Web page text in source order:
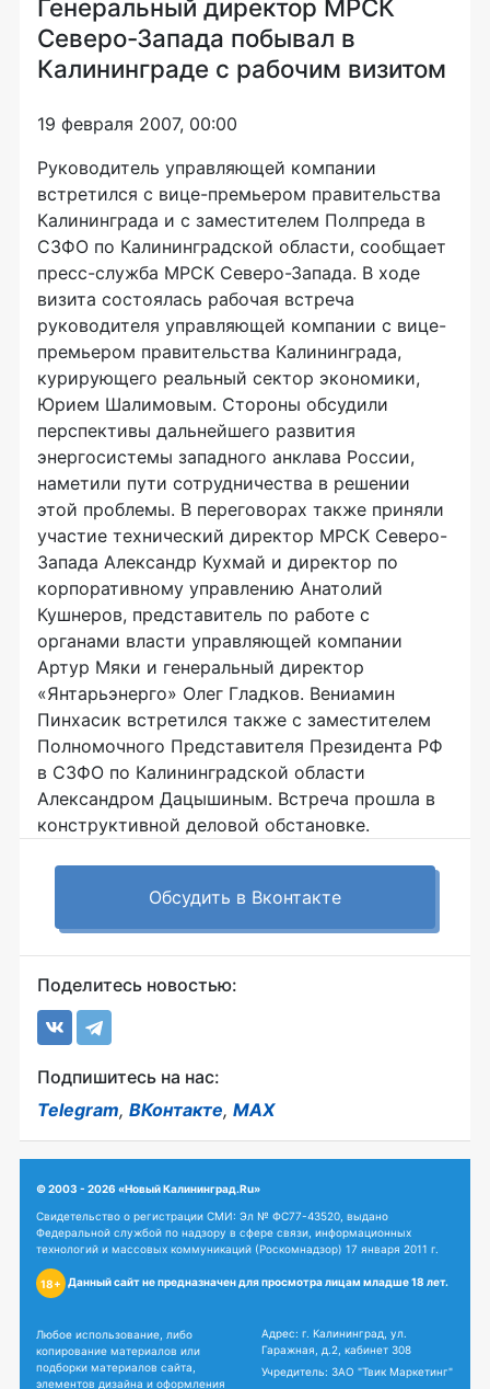
Генеральный директор МРСК
Северо-Запада побывал в
Калининграде с рабочим визитом
19 февраля 2007, 00:00
Руководитель управляющей компании
встретился с вице-премьером правительства
Калининграда и с заместителем Полпреда в
СЗФО по Калининградской области, сообщает
пресс-служба МРСК Северо-Запада. В ходе
визита состоялась рабочая встреча
руководителя управляющей компании с вице-
премьером правительства Калининграда,
курирующего реальный сектор экономики,
Юрием Шалимовым. Стороны обсудили
перспективы дальнейшего развития
энергосистемы западного анклава России,
наметили пути сотрудничества в решении
этой проблемы. В переговорах также приняли
участие технический директор МРСК Северо-
Запада Александр Кухмай и директор по
корпоративному управлению Анатолий
Кушнеров, представитель по работе с
органами власти управляющей компании
Артур Мяки и генеральный директор
«Янтарьэнерго» Олег Гладков. Вениамин
Пинхасик встретился также с заместителем
Полномочного Представителя Президента РФ
в СЗФО по Калининградской области
Александром Дацышиным. Встреча прошла в
конструктивной деловой обстановке.
Обсудить в Вконтакте
Поделитесь новостью:
Подпишитесь на нас:
Telegram, ВКонтакте, MAX
© 2003 - 2026 «Новый Калининград.Ru»
Свидетельство о регистрации СМИ: Эл № ФС77-43520, выдано
Федеральной службой по надзору в сфере связи, информационных
технологий и массовых коммуникаций (Роскомнадзор) 17 января 2011 г.
18+ Данный сайт не предназначен для просмотра лицам младше 18 лет.
Любое использование, либо
копирование материалов или
подборки материалов сайта,
элементов дизайна и оформления
Адрес: г. Калининград, ул.
Гаражная, д.2, кабинет 308
Учредитель: ЗАО "Твик Маркетинг"